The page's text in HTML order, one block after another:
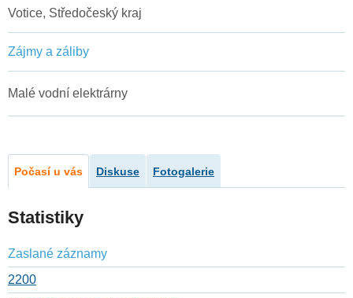
Votice, Středočeský kraj
Zájmy a záliby
Malé vodní elektrárny
Počasí u vás Diskuse Fotogalerie
Statistiky
Zaslané záznamy
2200